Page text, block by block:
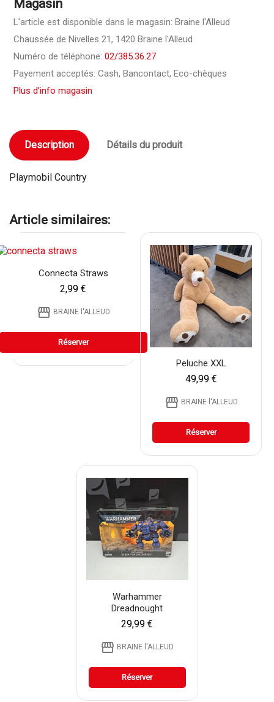
Magasin
L'article est disponible dans le magasin: Braine l'Alleud
Chaussée de Nivelles 21, 1420 Braine l'Alleud
Numéro de téléphone:02/385.36.27
Payement acceptés: Cash, Bancontact, Eco-chèques
Plus d'info magasin
Description Détails du produit
Playmobil Country
Article similaires:
Connecta Straws
2,99 €
storefront BRAINE l'ALLEUD
Réserver
Peluche XXL
49,99 €
storefront BRAINE l'ALLEUD
Réserver
Warhammer
Dreadnought
29,99 €
storefront BRAINE l'ALLEUD
Réserver